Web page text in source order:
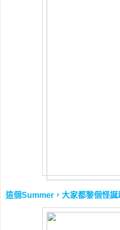
這個Summer ，大家都黎個怪